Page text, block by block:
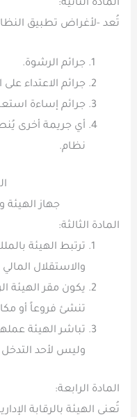
المادة الثانية:
تُعد -لأغراض تطبيق
جرائم الرشوة.
جرائم الاعتداء على
جرائم إساءة
أي جريمة أخرى
نظام.
جهاز
المادة الثالثة:
ترتبط الهيئة
والاستقلال المالي
يكون مقر الهيئة
تنشئ فروعاً أو
تباشر الهيئة
وليس لأحد
المادة الرابعة:
تُعنى الهيئة بالرقابة